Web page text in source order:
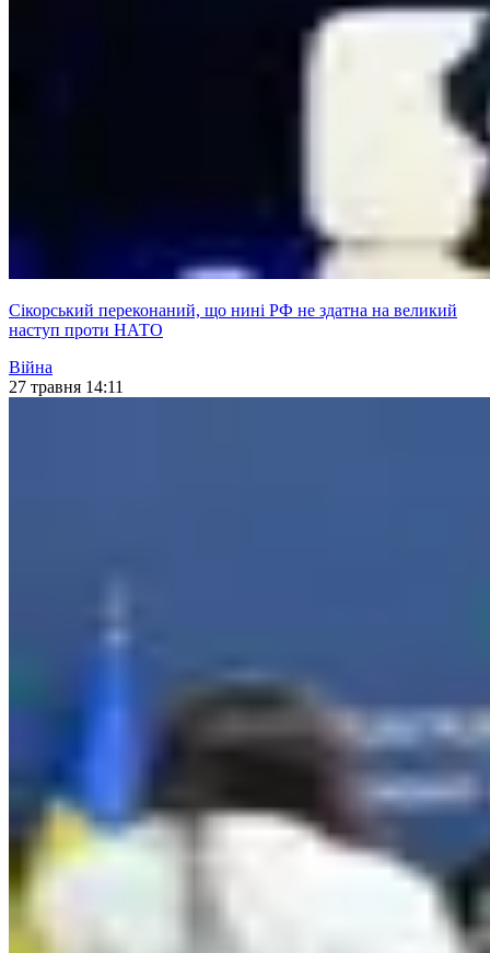
Сікорський переконаний, що нині РФ не здатна на великий
наступ проти НАТО
Війна
27 травня 14:11